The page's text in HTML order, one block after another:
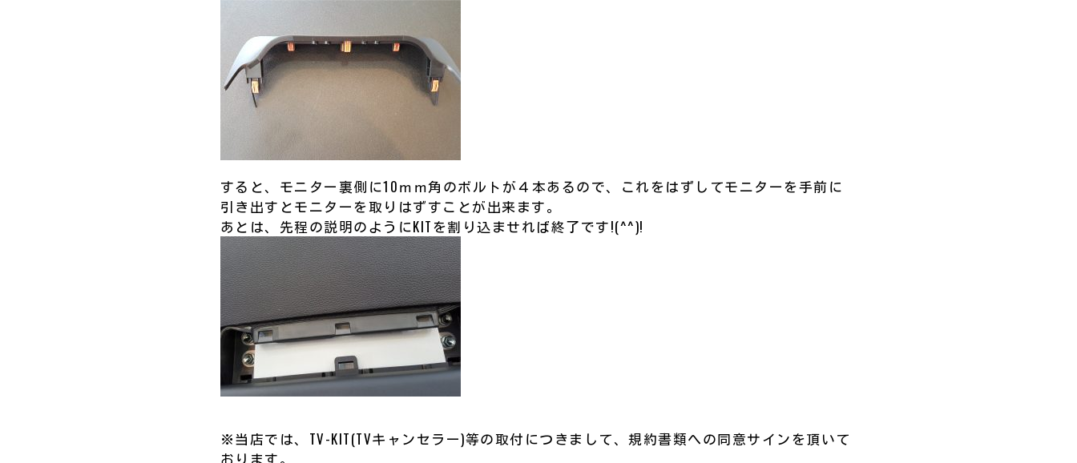
すると、モニター裏側に10ｍｍ角のボルトが４本あるので、これをはずしてモニターを手前に
引き出すとモニターを取りはずすことが出来ます。
あとは、先程の説明のようにKITを割り込ませれば終了です!(^^)!
※当店では、TV-KIT(TVキャンセラー)等の取付につきまして、規約書類への同意サインを頂いて
おります。